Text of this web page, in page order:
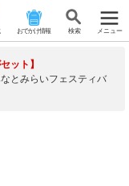
おでかけ情報 検 索 メニュー
ット】
とみらいフェスティバ